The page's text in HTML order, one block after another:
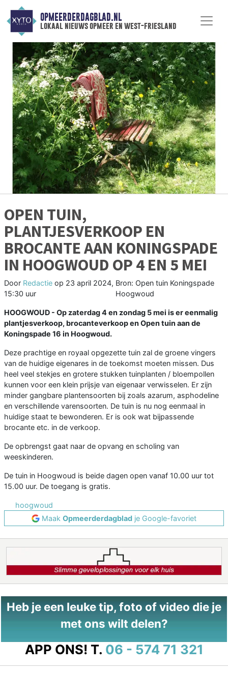
OPMEERDERDAGBLAD.NL
lokaal nieuws opmeer en west-friesland
OPEN TUIN,
PLANTJESVERKOOP EN
BROCANTE AAN KONINGSPADE
IN HOOGWOUD OP 4 EN 5 MEI
Door Redactie op 23 april 2024,
15:30 uur
Bron: Open tuin Koningspade
Hoogwoud
HOOGWOUD - Op zaterdag 4 en zondag 5 mei is er eenmalig
plantjesverkoop, brocanteverkoop en Open tuin aan de
Koningspade 16 in Hoogwoud.
Deze prachtige en royaal opgezette tuin zal de groene vingers
van de huidige eigenares in de toekomst moeten missen. Dus
heel veel stekjes en grotere stukken tuinplanten / bloempollen
kunnen voor een klein prijsje van eigenaar verwisselen. Er zijn
minder gangbare plantensoorten bij zoals azarum, asphodeline
en verschillende varensoorten. De tuin is nu nog eenmaal in
huidige staat te bewonderen. Er is ook wat bijpassende
brocante etc. in de verkoop.
De opbrengst gaat naar de opvang en scholing van
weeskinderen.
De tuin in Hoogwoud is beide dagen open vanaf 10.00 uur tot
15.00 uur. De toegang is gratis.
hoogwoud
Maak Opmeerderdagblad je Google-favoriet
Heb je een leuke tip, foto of video die je
met ons wilt delen?
APP ONS! T. 06 - 574 71 321